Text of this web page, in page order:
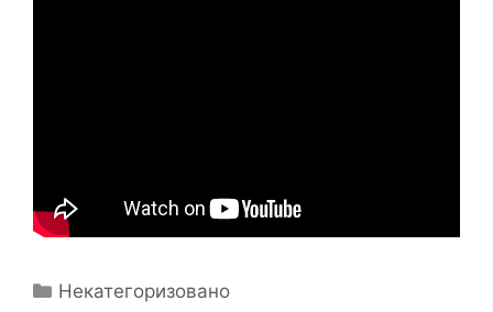
Categories
Некатегоризовано